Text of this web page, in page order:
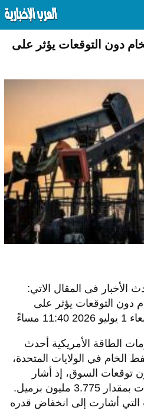
دون التوقعات يؤثر على
الأخبار فى المقال الاتي:
دون التوقعات يؤثر على
مساءً
الطاقة الأمريكية أحدث
الخام في الولايات المتحدة،
السوق، إذ أشار
التقرير إلى تراجع المخزونات بمقدار 3.775 مليون برميل.
التي أشارت إلى انخفاض قدره